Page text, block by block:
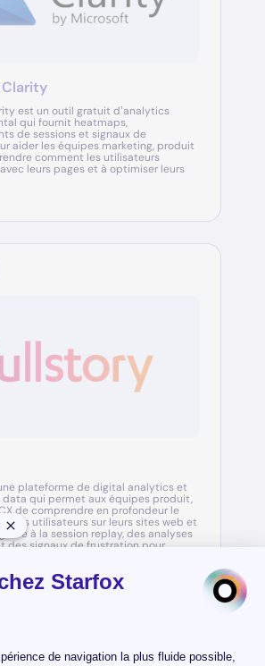
est un outil gratuit d’analytics
qui fournit heatmaps,
de sessions et signaux de
aider les équipes marketing, produit
comment les utilisateurs
leurs pages et à optimiser leurs
plateforme de digital analytics et
data qui permet aux équipes produit,
de comprendre en profondeur le
des utilisateurs sur leurs sites web et
à la session replay, des analyses
des signaux de frustration pour